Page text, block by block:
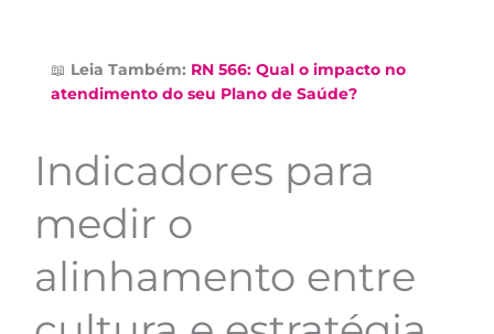
📖 Leia Também: RN 566: Qual o impacto no
atendimento do seu Plano de Saúde?
Indicadores para
medir o
alinhamento entre